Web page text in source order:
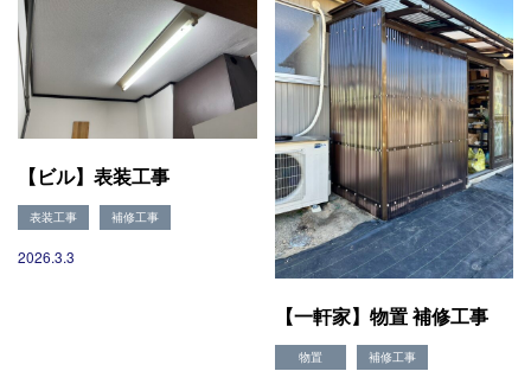
会社概要
選ばれる理由
施工事例
リフォームの流れ
リフォームQ&A
【ビル】表装工事
表装工事 補修工事
2026.3.3
【一軒家】物置 補修工事
物置 補修工事